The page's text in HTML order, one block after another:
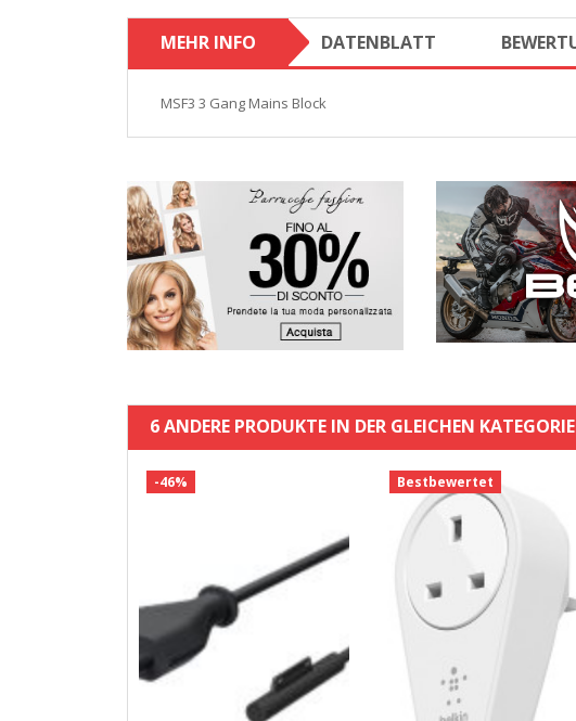
MEHR INFO DATENBLATT
MSF3 3 Gang Mains Block
6 ANDERE PRODUKTE IN DER GLEICHEN
-46% Bestbewertet